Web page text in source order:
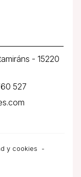
- 15220
527
y cookies
-